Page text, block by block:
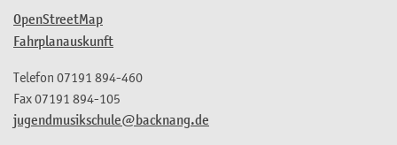
OpenStreetMap
Fahrplanauskunft
jugendmusikschule@backnang.de
Telefon 07191 894-460
Fax07191 894-105